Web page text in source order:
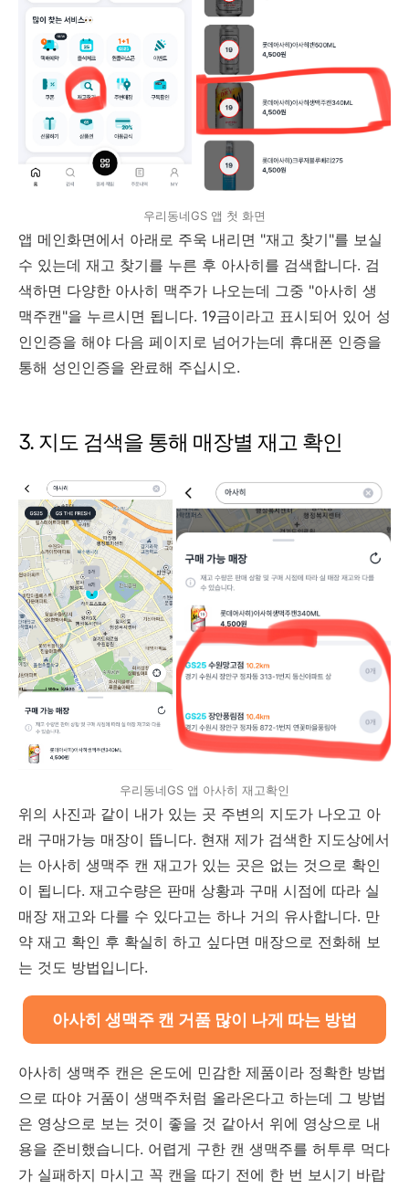
우리동네GS 앱 첫 화면
앱 메인화면에서 아래로 주욱 내리면 "재고 찾기"를 보실
수 있는데 재고 찾기를 누른 후 아사히를 검색합니다. 검
색하면 다양한 아사히 맥주가 나오는데 그중 "아사히 생
맥주캔"을 누르시면 됩니다. 19금이라고 표시되어 있어 성
인인증을 해야 다음 페이지로 넘어가는데 휴대폰 인증을
통해 성인인증을 완료해 주십시오.
3. 지도 검색을 통해 매장별 재고 확인
우리동네GS 앱 아사히 재고확인
위의 사진과 같이 내가 있는 곳 주변의 지도가 나오고 아
래 구매가능 매장이 뜹니다. 현재 제가 검색한 지도상에서
는 아사히 생맥주 캔 재고가 있는 곳은 없는 것으로 확인
이 됩니다. 재고수량은 판매 상황과 구매 시점에 따라 실
매장 재고와 다를 수 있다고는 하나 거의 유사합니다. 만
약 재고 확인 후 확실히 하고 싶다면 매장으로 전화해 보
는 것도 방법입니다.
아사히 생맥주 캔 거품 많이 나게 따는 방법
아사히 생맥주 캔은 온도에 민감한 제품이라 정확한 방법
으로 따야 거품이 생맥주처럼 올라온다고 하는데 그 방법
은 영상으로 보는 것이 좋을 것 같아서 위에 영상으로 내
용을 준비했습니다. 어렵게 구한 캔 생맥주를 허투루 먹다
가 실패하지 마시고 꼭 캔을 따기 전에 한 번 보시기 바랍